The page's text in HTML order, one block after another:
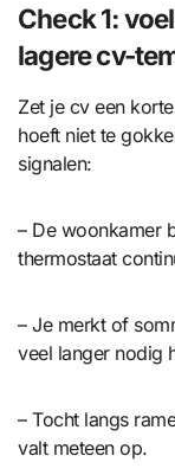
Check 1:
lagere cv-
Zet je cv een
hoeft niet te
signalen:
– De woonkamer
thermostaat
– Je merkt of
veel langer nodig
– Tocht langs
valt meteen op.